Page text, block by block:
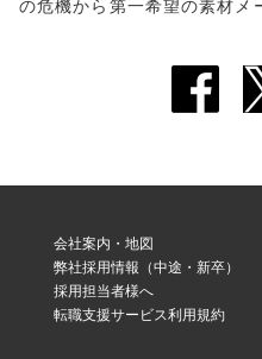
の危機から第一希望の素材メ
会社案内・地図
弊社採用情報（中途・新卒）
採用担当者様へ
転職支援サービス利用規約